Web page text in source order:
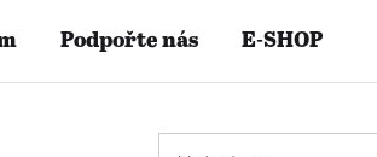
Podpořte nás E-SHOP